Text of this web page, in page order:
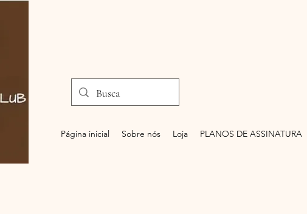
Página inicial Sobre nós Loja PLANOS DE ASSINATURA